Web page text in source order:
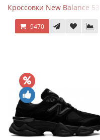
Кроссовки New Balance
9470